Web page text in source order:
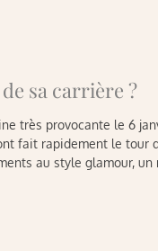
sa carrière ?
très provocante le 6
fait rapidement le tour
au style glamour,